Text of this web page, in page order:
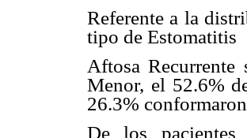
Referente a la
tipo de Estomatitis
Aftosa Recurrente
Menor, el 52.6%
26.3%
De los